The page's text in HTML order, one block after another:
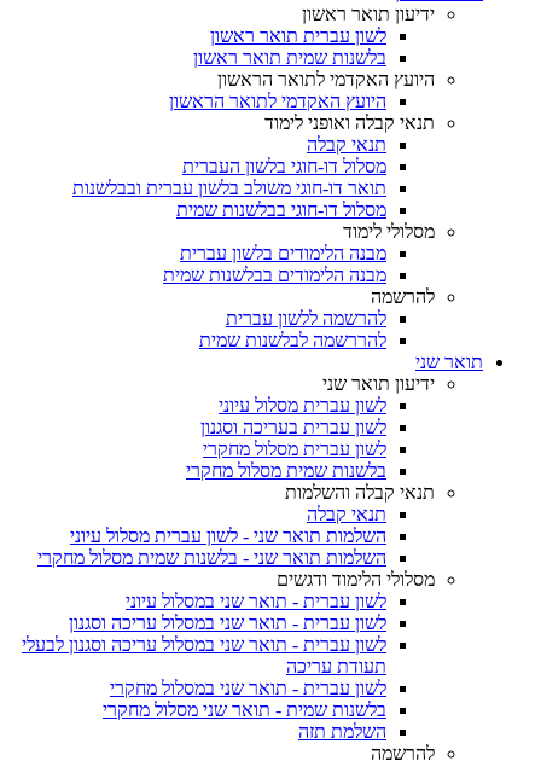
ידיעון תואר ראשון
לשון עברית תואר ראשון
בלשנות שמית תואר ראשון
היועץ האקדמי לתואר הראשון
היועץ האקדמי לתואר הראשון
תנאי קבלה ואופני לימוד
תנאי קבלה
מסלול דו-חוגי בלשון העברית
תואר דו-חוגי משולב בלשון עברית ובבלשנות
מסלול דו-חוגי בבלשנות שמית
מסלולי לימוד
מבנה הלימודים בלשון עברית
מבנה הלימודים בבלשנות שמית
להרשמה
להרשמה ללשון עברית
להררשמה לבלשנות שמית
תואר שני
ידיעון תואר שני
לשון עברית מסלול עיוני
לשון עברית בעריכה וסגנון
לשון עברית מסלול מחקרי
בלשנות שמית מסלול מחקרי
תנאי קבלה והשלמות
תנאי קבלה
השלמות תואר שני - לשון עברית מסלול עיוני
השלמות תואר שני - בלשנות שמית מסלול מחקרי
מסלולי הלימוד ודגשים
לשון עברית - תואר שני במסלול עיוני
לשון עברית - תואר שני במסלול עריכה וסגנון
לשון עברית - תואר שני במסלול עריכה וסגנון לבעלי
תעודת עריכה
לשון עברית - תואר שני במסלול מחקרי
בלשנות שמית - תואר שני מסלול מחקרי
השלמת תזה
להרשמה